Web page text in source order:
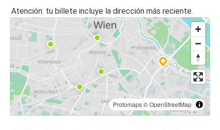
Atención: tu billete incluye la dirección más reciente.
Protomaps©OpenStreetMap